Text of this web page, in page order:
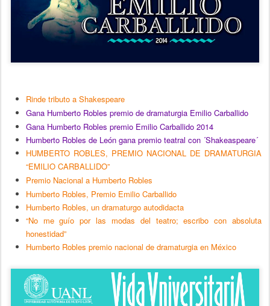
Rinde tributo a Shakespeare
Gana Humberto Robles premio de dramaturgia Emilio Carballido
Gana Humberto Robles premio Emilio Carballido 2014
Humberto Robles de León gana premio teatral con ´Shakeaspeare´
HUMBERTO ROBLES, PREMIO NACIONAL DE DRAMATURGIA
“EMILIO CARBALLIDO”
Premio Nacional a Humberto Robles
Humberto Robles, Premio Emilio Carballido
Humberto Robles, un dramaturgo autodidacta
“No me guío por las modas del teatro; escribo con absoluta
honestidad”
Humberto Robles premio nacional de dramaturgia en México